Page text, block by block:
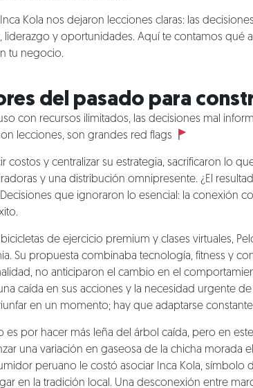
Kola nos dejaron lecciones claras: las
liderazgo y oportunidades. Aquí te contamos qué
tu negocio.
del pasado para
con recursos ilimitados, las decisiones mal
lecciones, son grandes red flags
costos y centralizar su estrategia, sacrificaron lo
y una distribución omnipresente. ¿El
que ignoraron lo esencial: la conexión
de ejercicio premium y clases virtuales,
Su propuesta combinaba tecnología, fitness y
no anticiparon el cambio en el
caída en sus acciones y la necesidad urgente
en un momento; hay que adaptarse
es por hacer más leña del árbol caída, pero en
una variación en gaseosa de la chicha morada
peruano le costó asociar Inca Kola, símbolo
en la tradición local. Una desconexión entre